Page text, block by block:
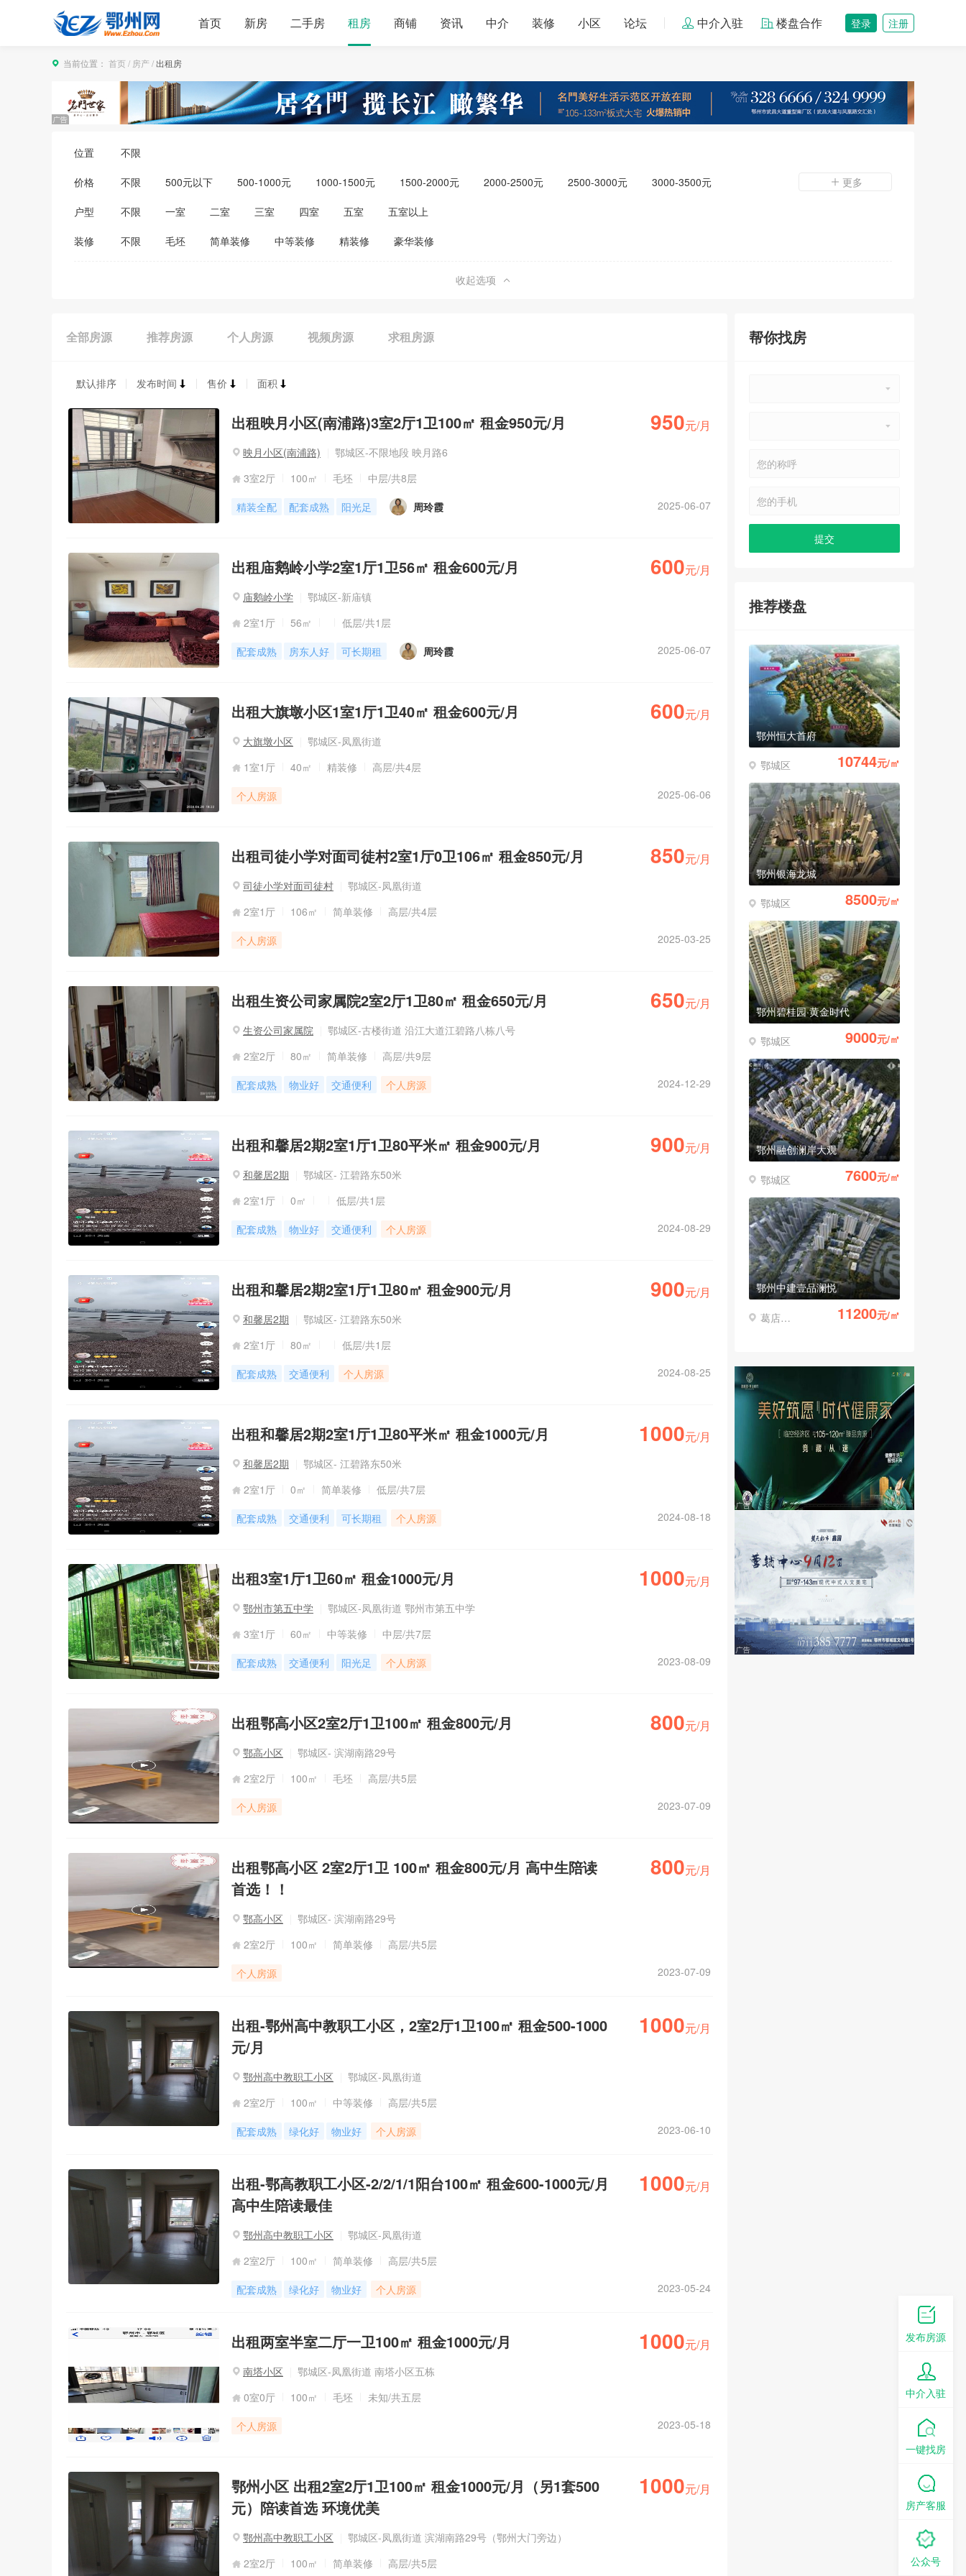
首页 新房 二手房 租房 商铺 资讯 中介 装修 小区 论坛 中介入驻 楼盘合作 登录 注册
当前位置： 首页 / 房产/出租房
位置 不限
价格 不限 500元以下 500-1000元 1000-1500元 1500-2000元 2000-2500元 2500-3000元
3000-3500元
3500-4000元
4000-5000元 5000元以上
更多
户型 不限 一室 二室 三室 四室 五室 五室以上
装修 不限 毛坯 简单装修 中等装修 精装修 豪华装修
收起选项
全部房源 推荐房源 个人房源 视频房源 求租房源
默认排序 发布时间 售价 面积
出租映月小区(南浦路)3室2厅1卫100㎡ 租金950元/月
映月小区(南浦路)
鄂城区-不限地段 映月路6
3室2厅
100㎡ 毛坯 中层/共8层
精装全配
配套成熟 阳光足 周玲霞 2025-06-07
950元/月
出租庙鹅岭小学2室1厅1卫56㎡ 租金600元/月
庙鹅岭小学
鄂城区-新庙镇
2室1厅
56㎡ 低层/共1层
配套成熟
房东人好 可长期租 周玲霞 2025-06-07
600元/月
出租大旗墩小区1室1厅1卫40㎡ 租金600元/月
大旗墩小区
鄂城区-凤凰街道
1室1厅
40㎡ 精装修 高层/共4层
个人房源
2025-06-06
600元/月
出租司徒小学对面司徒村2室1厅0卫106㎡ 租金850元/月
司徒小学对面司徒村
鄂城区-凤凰街道
2室1厅
106㎡ 简单装修 高层/共4层
个人房源
2025-03-25
850元/月
出租生资公司家属院2室2厅1卫80㎡ 租金650元/月
生资公司家属院
鄂城区-古楼街道 沿江大道江碧路八栋八号
2室2厅
80㎡ 简单装修 高层/共9层
配套成熟
物业好 交通便利 个人房源 2024-12-29
650元/月
出租和馨居2期2室1厅1卫80平米㎡ 租金900元/月
和馨居2期
鄂城区- 江碧路东50米
2室1厅
0㎡ 低层/共1层
配套成熟
物业好 交通便利 个人房源 2024-08-29
900元/月
出租和馨居2期2室1厅1卫80㎡ 租金900元/月
和馨居2期
鄂城区- 江碧路东50米
2室1厅
80㎡ 低层/共1层
配套成熟
交通便利 个人房源 2024-08-25
900元/月
出租和馨居2期2室1厅1卫80平米㎡ 租金1000元/月
和馨居2期
鄂城区- 江碧路东50米
2室1厅
0㎡ 简单装修 低层/共7层
配套成熟
交通便利 可长期租 个人房源 2024-08-18
1000元/月
出租3室1厅1卫60㎡ 租金1000元/月
鄂州市第五中学
鄂城区-凤凰街道 鄂州市第五中学
3室1厅
60㎡ 中等装修 中层/共7层
配套成熟
交通便利 阳光足 个人房源 2023-08-09
1000元/月
出租鄂高小区2室2厅1卫100㎡ 租金800元/月
鄂高小区
鄂城区- 滨湖南路29号
2室2厅
100㎡ 毛坯 高层/共5层
个人房源
2023-07-09
800元/月
出租鄂高小区 2室2厅1卫 100㎡ 租金800元/月 高中生陪读
首选！！
鄂高小区
鄂城区- 滨湖南路29号
2室2厅
100㎡ 简单装修 高层/共5层
个人房源
2023-07-09
800元/月
出租-鄂州高中教职工小区，2室2厅1卫100㎡ 租金500-1000
元/月
鄂州高中教职工小区
鄂城区-凤凰街道
2室2厅
100㎡ 中等装修 高层/共5层
配套成熟
绿化好 物业好 个人房源 2023-06-10
1000元/月
出租-鄂高教职工小区-2/2/1/1阳台100㎡ 租金600-1000元/月
高中生陪读最佳
鄂州高中教职工小区
鄂城区-凤凰街道
2室2厅
100㎡ 简单装修 高层/共5层
配套成熟
绿化好 物业好 个人房源 2023-05-24
1000元/月
出租两室半室二厅一卫100㎡ 租金1000元/月
南塔小区
鄂城区-凤凰街道 南塔小区五栋
0室0厅
100㎡ 毛坯 未知/共五层
个人房源
2023-05-18
1000元/月
鄂州小区 出租2室2厅1卫100㎡ 租金1000元/月（另1套500
元）陪读首选 环境优美
鄂州高中教职工小区
鄂城区-凤凰街道 滨湖南路29号（鄂州大门旁边）
2室2厅
100㎡ 简单装修 高层/共5层
1000元/月
帮你找房
推荐楼盘
鄂州恒大首府
鄂城区 10744元/㎡
鄂州银海龙城
鄂城区 8500元/㎡
鄂州碧桂园·黄金时代
鄂城区 9000元/㎡
鄂州融创澜岸大观
鄂城区 7600元/㎡
鄂州中建壹品澜悦
葛店经济开发区 11200元/㎡
发布房源
中介入驻
一键找房
房产客服
公众号